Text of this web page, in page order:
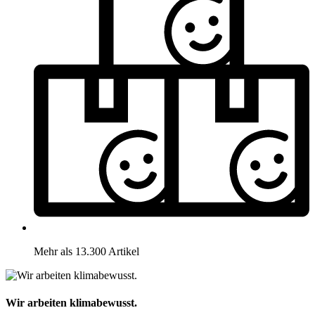
Mehr als 13.300 Artikel
Wir arbeiten klimabewusst.